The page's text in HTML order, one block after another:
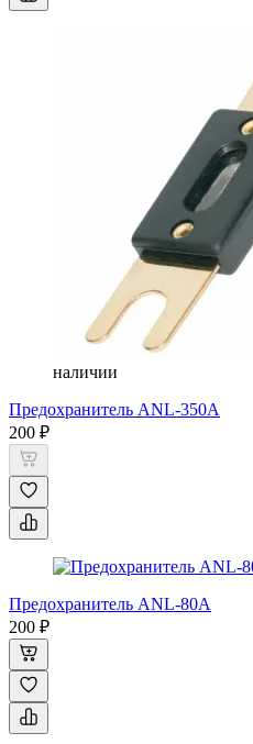
наличии
Предохранитель ANL-350А
200 ₽
Предохранитель ANL-80А
200 ₽